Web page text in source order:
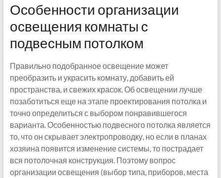
Особенности организации
освещения комнаты с
подвесным потолком
Правильно подобранное освещение может
преобразить и украсить комнату, добавить ей
пространства, и свежих красок. Об освещении лучше
позаботиться еще на этапе проектирования потолка и
точно определиться с выбором понравившегося
варианта. Особенностью подвесного потолка является
то, что он скрывает электропроводку, но если в планах
хозяина появится изменение системы, то пострадает
вся потолочная конструкция. Поэтому вопрос
организации освещения (выбор типа, приборов, места